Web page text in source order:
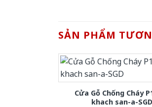
SẢN PHẨM
Cửa Gỗ Chống Cháy
khach san-a-SGD